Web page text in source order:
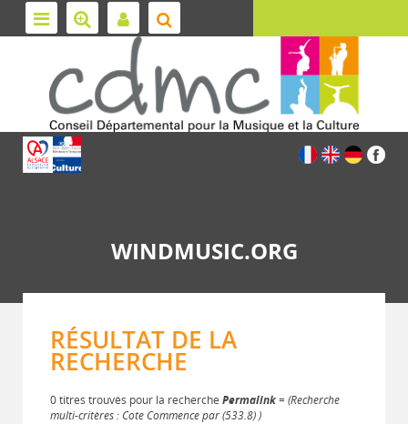
WINDMUSIC.ORG
RÉSULTAT DE LA
RECHERCHE
0 titres trouvés pour la recherche Permalink= (Recherche
multi-critères : Cote Commence par (533.8) )